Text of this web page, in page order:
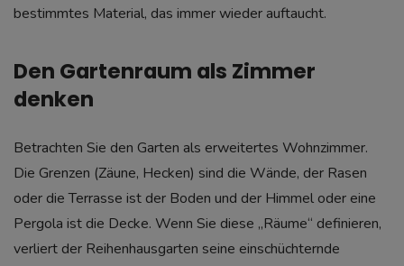
bestimmtes Material, das immer wieder auftaucht.
Den Gartenraum als Zimmer
denken
Betrachten Sie den Garten als erweitertes Wohnzimmer.
Die Grenzen (Zäune, Hecken) sind die Wände, der Rasen
oder die Terrasse ist der Boden und der Himmel oder eine
Pergola ist die Decke. Wenn Sie diese „Räume“ definieren,
verliert der Reihenhausgarten seine einschüchternde